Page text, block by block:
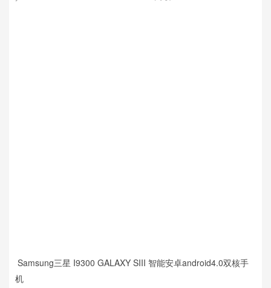
Samsung三星 I9300 GALAXY SIII 智能安卓android4.0双核手
机